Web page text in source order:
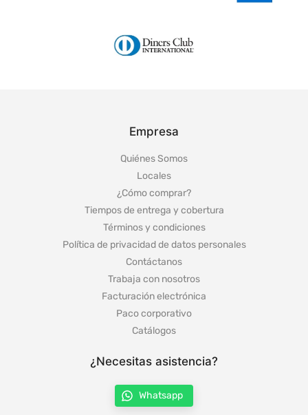
Empresa
Quiénes Somos
Locales
¿Cómo comprar?
Tiempos de entrega y cobertura
Términos y condiciones
Política de privacidad de datos personales
Contáctanos
Trabaja con nosotros
Facturación electrónica
Paco corporativo
Catálogos
¿Necesitas asistencia?
Whatsapp